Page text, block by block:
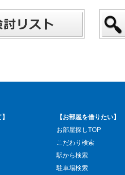
【お部屋を借りたい】
お部屋探しTOP
こだわり検索
駅から検索
駐車場検索